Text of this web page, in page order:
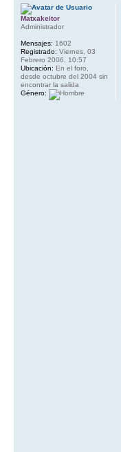
Matxakeitor
Administrador
Mensajes: 1602
Registrado: Viernes, 03
Febrero 2006, 10:57
Ubicación: En el foro,
desde octubre del 2004 sin
encontrar la salida
Género: